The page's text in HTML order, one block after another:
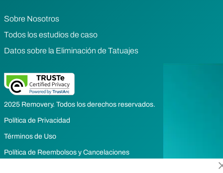
Sobre Nosotros
Todos los estudios de caso
Datos sobre la Eliminación de Tatuajes
2025 Removery. Todos los derechos reservados.
Política de Privacidad
Términos de Uso
Política de Reembolsos y Cancelaciones